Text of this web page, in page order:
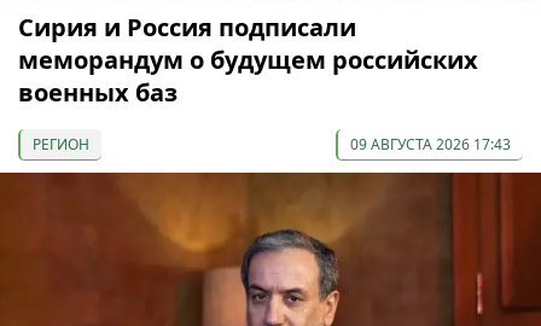
Сирия и Россия подписали
меморандум о будущем российских
военных баз
РЕГИОН 09 АВГУСТА 2026 17:43